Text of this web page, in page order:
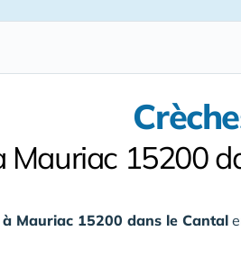
Mauriac 15200
à Mauriac 15200 dans le Cantal